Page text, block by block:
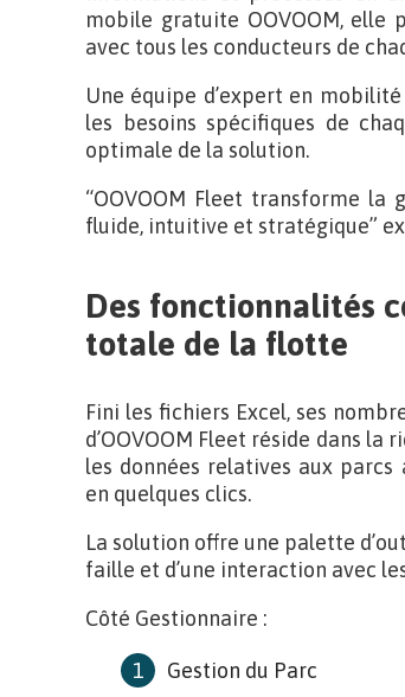
mobile gratuite OOVOOM, elle
avec tous les conducteurs de
Une équipe d’expert en
les besoins spécifiques de
optimale de la solution.
“OOVOOM Fleet transforme
fluide, intuitive et stratégique”
Des fonctionnalités
totale de la flotte
Fini les fichiers Excel, ses
d’OOVOOM Fleet réside dans la
les données relatives aux parcs
en quelques clics.
La solution offre une palette
faille et d’une interaction avec
Côté Gestionnaire :
Gestion du Parc